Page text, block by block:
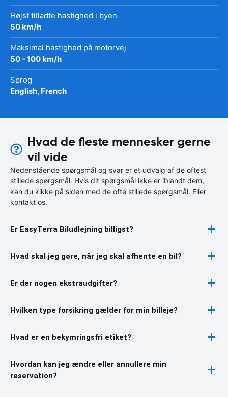
Højst tilladte hastighed i byen
50 km/h
Maksimal hastighed på motorvej
50 - 100 km/h
Sprog
English, French
Hvad de fleste mennesker gerne
vil vide
Nedenstående spørgsmål og svar er et udvalg af de oftest
stillede spørgsmål. Hvis dit spørgsmål ikke er iblandt dem,
kan du kikke på siden med de ofte stillede spørgsmål. Eller
kontakt os.
Er EasyTerra Biludlejning billigst?
Hvad skal jeg gøre, når jeg skal afhente en bil?
Er der nogen ekstraudgifter?
Hvilken type forsikring gælder for min billeje?
Hvad er en bekymringsfri etiket?
Hvordan kan jeg ændre eller annullere min
reservation?